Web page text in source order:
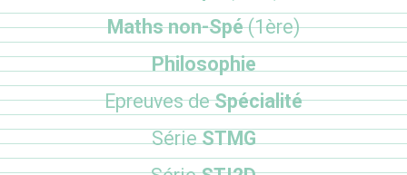
Maths non-Spé(1ère)
Philosophie
Epreuves deSpécialité
SérieSTMG